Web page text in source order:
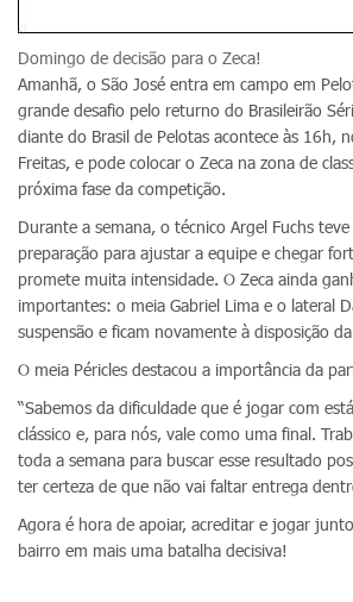
Domingo de decisão para o Zeca!
Amanhã, o São José entra em campo em
grande desafio pelo returno do Brasileirão
diante do Brasil de Pelotas acontece às 16h,
Freitas, e pode colocar o Zeca na zona de
próxima fase da competição.
Durante a semana, o técnico Argel Fuchs
preparação para ajustar a equipe e chegar
promete muita intensidade. O Zeca ainda
importantes: o meia Gabriel Lima e o lateral
suspensão e ficam novamente à disposição
O meia Péricles destacou a importância da
“Sabemos da dificuldade que é jogar com
clássico e, para nós, vale como uma final.
toda a semana para buscar esse resultado
ter certeza de que não vai faltar entrega
Agora é hora de apoiar, acreditar e jogar
bairro em mais uma batalha decisiva!